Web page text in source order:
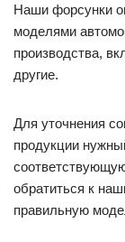
Наши форсунки
моделями
производства,
другие.
Для уточнения
продукции
обратиться к
правильную